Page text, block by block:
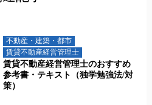
不動産・建築・都市
賃貸不動産経営管理士
賃貸不動産経営管理士のおすすめ
参考書・テキスト（独学勉強法/対
策）